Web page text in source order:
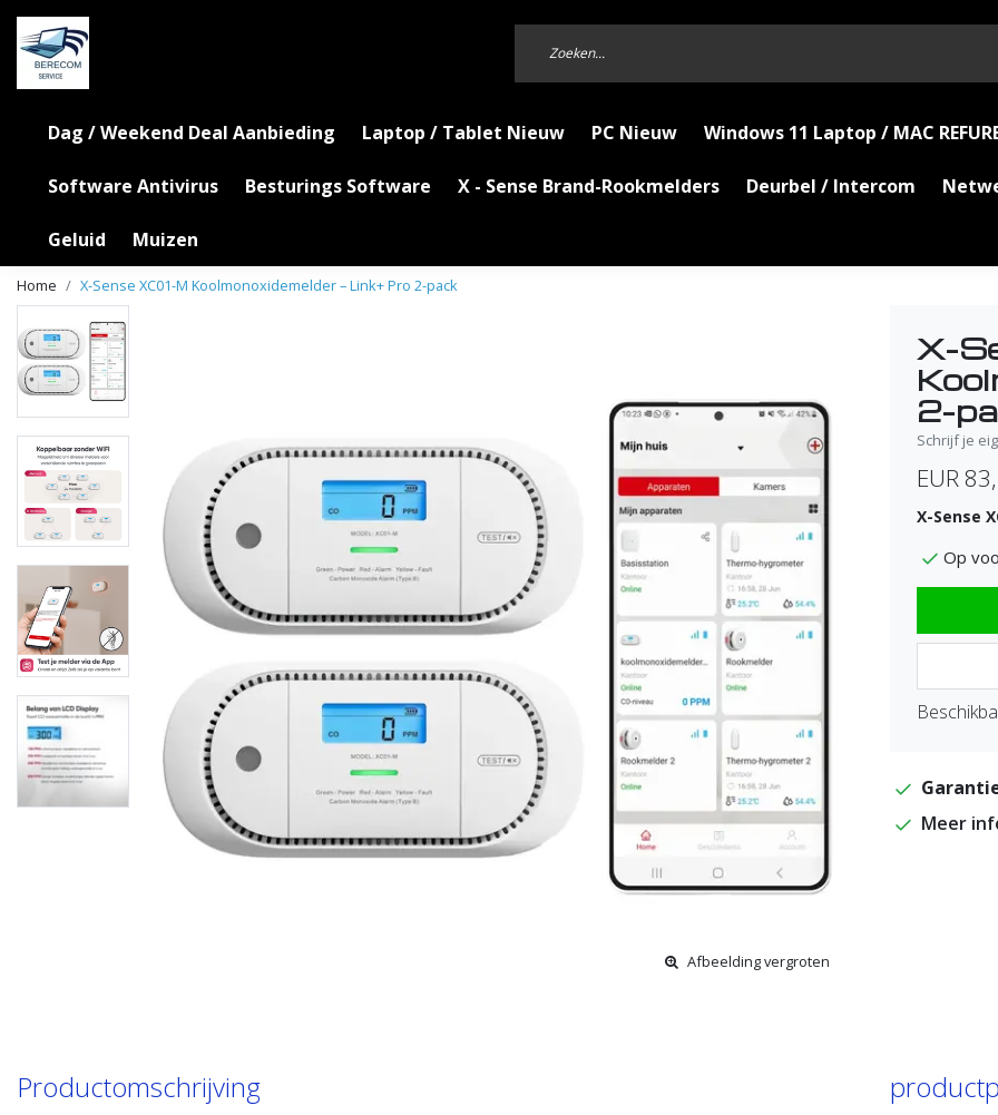
Dag / Weekend Deal Aanbieding Laptop / Tablet Nieuw PC Nieuw Windows 11 Laptop / MAC
Software Antivirus Besturings Software X - Sense Brand-Rookmelders Deurbel / Intercom
Geluid Muizen
Home X-Sense XC01-M Koolmonoxidemelder – Link+ Pro 2-pack
Afbeelding vergroten
X-
2-
Schrijf je
EUR
X-Sense
Op
Meer
Productomschrijving